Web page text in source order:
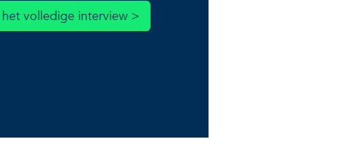
het volledige interview >